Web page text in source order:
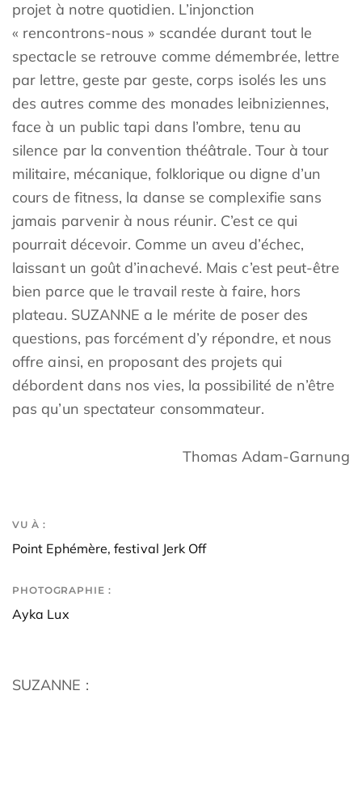
projet à notre quotidien. L’injonction
« rencontrons-nous » scandée durant tout le
spectacle se retrouve comme démembrée, lettre
par lettre, geste par geste, corps isolés les uns
des autres comme des monades leibniziennes,
face à un public tapi dans l’ombre, tenu au
silence par la convention théâtrale. Tour à tour
militaire, mécanique, folklorique ou digne d’un
cours de fitness, la danse se complexifie sans
jamais parvenir à nous réunir. C’est ce qui
pourrait décevoir. Comme un aveu d’échec,
laissant un goût d’inachevé. Mais c’est peut-être
bien parce que le travail reste à faire, hors
plateau. SUZANNE a le mérite de poser des
questions, pas forcément d’y répondre, et nous
offre ainsi, en proposant des projets qui
débordent dans nos vies, la possibilité de n’être
pas qu’un spectateur consommateur.
Thomas Adam-Garnung
VU À :
Point Ephémère, festival Jerk Off
PHOTOGRAPHIE :
Ayka Lux
SUZANNE :